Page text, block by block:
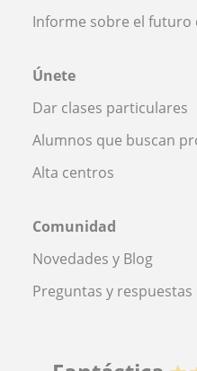
Informe sobre el futuro
Únete
Dar clases particulares
Alumnos que buscan
Alta centros
Comunidad
Novedades y Blog
Preguntas y respuestas